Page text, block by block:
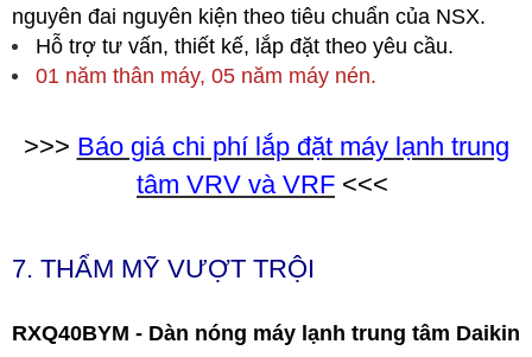
nguyên đai nguyên kiện theo tiêu chuẩn của NSX.
Hỗ trợ tư vấn, thiết kế, lắp đặt theo yêu cầu.
01 năm thân máy, 05 năm máy nén.
>>> Báo giá chi phí lắp đặt máy lạnh trung
tâm VRV và VRF <<<
7. THẨM MỸ VƯỢT TRỘI
RXQ40BYM - Dàn nóng máy lạnh trung tâm Daikin